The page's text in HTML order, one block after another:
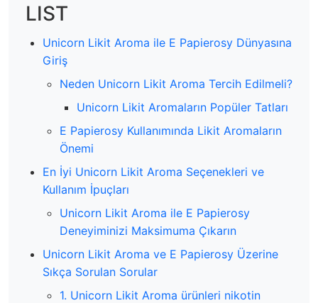
LIST
Unicorn Likit Aroma ile E Papierosy Dünyasına
Giriş
Neden Unicorn Likit Aroma Tercih Edilmeli?
Unicorn Likit Aromaların Popüler Tatları
E Papierosy Kullanımında Likit Aromaların
Önemi
En İyi Unicorn Likit Aroma Seçenekleri ve
Kullanım İpuçları
Unicorn Likit Aroma ile E Papierosy
Deneyiminizi Maksimuma Çıkarın
Unicorn Likit Aroma ve E Papierosy Üzerine
Sıkça Sorulan Sorular
1. Unicorn Likit Aroma ürünleri nikotin